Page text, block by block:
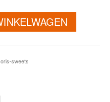
sweets